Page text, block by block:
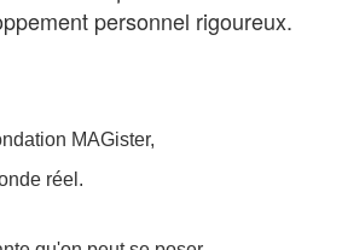
personnel rigoureux.
MAGister,
réel.